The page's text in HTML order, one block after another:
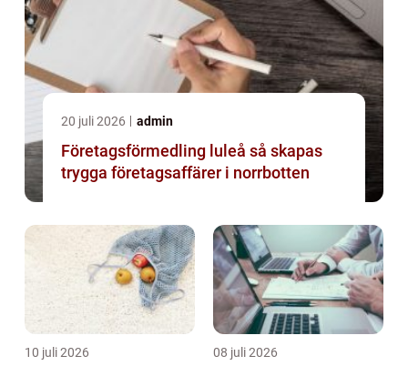
20 juli 2026 admin
Företagsförmedling luleå så skapas
trygga företagsaffärer i norrbotten
10 juli 2026 08 juli 2026